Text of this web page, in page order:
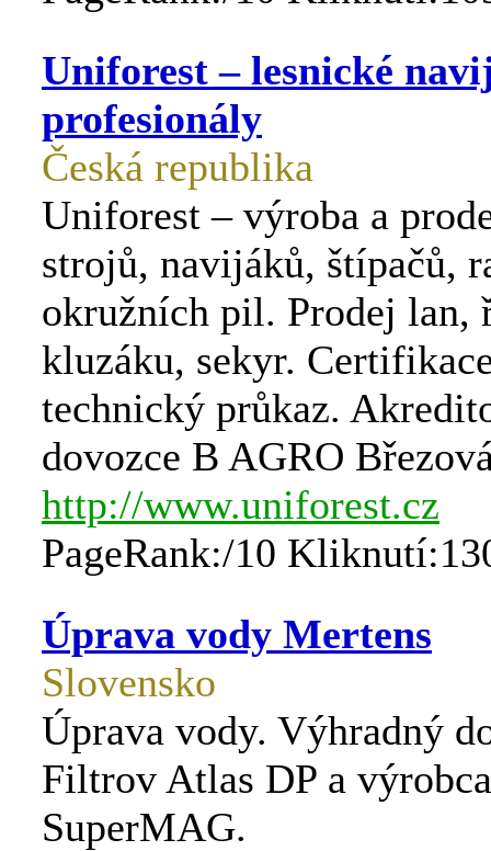
Uniforest – lesnické
profesionály
Česká republika
Uniforest – výroba a
strojů, navijáků, štípačů,
okružních pil. Prodej lan,
kluzáku, sekyr.
technický průkaz.
dovozce B AGRO
http://www.uniforest.cz
PageRank:/10
Úprava vody Mertens
Slovensko
Úprava vody. Výhradný
Filtrov Atlas DP a
SuperMAG.